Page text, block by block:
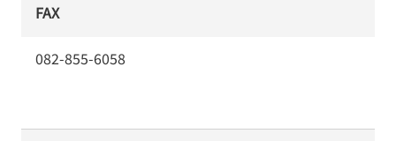
FAX
082-855-6058